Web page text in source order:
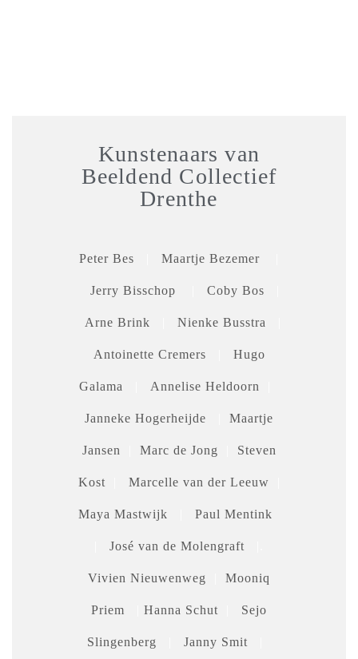
Kunstenaars van
Beeldend Collectief
Drenthe
Peter Bes Maartje Bezemer
Jerry Bisschop Coby Bos
Arne Brink Nienke Busstra
Antoinette Cremers Hugo
Galama Annelise Heldoorn
Janneke Hogerheijde Maartje
Jansen Marc de Jong Steven
Kost Marcelle van der Leeuw
Maya Mastwijk Paul Mentink
José van de Molengraft
Vivien Nieuwenweg Mooniq
Priem Hanna Schut Sejo
Slingenberg Janny Smit